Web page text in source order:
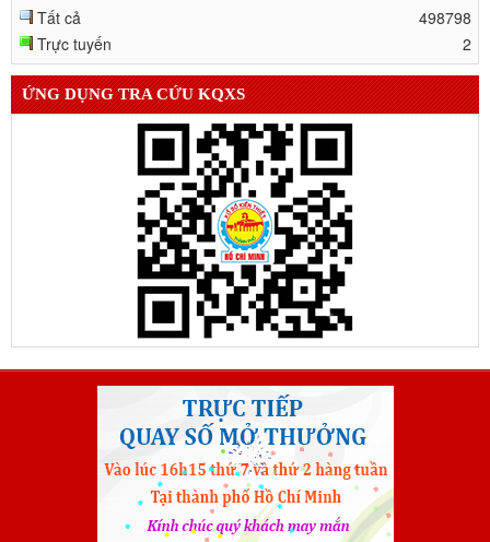
Tất cả
498798
Trực tuyến
2
ỨNG DỤNG TRA CỨU KQXS